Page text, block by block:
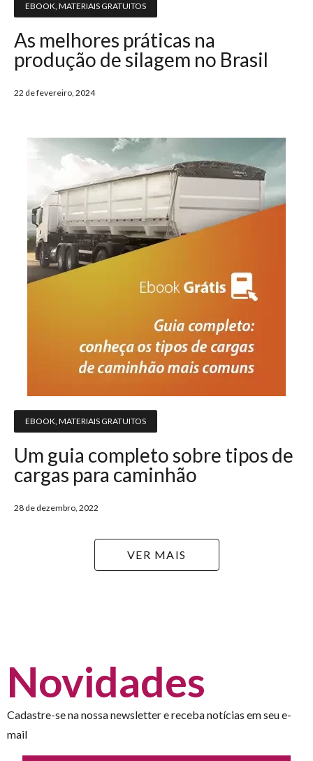
EBOOK, MATERIAIS GRATUITOS
As melhores práticas na
produção de silagem no Brasil
22 de fevereiro, 2024
EBOOK, MATERIAIS GRATUITOS
Um guia completo sobre tipos de
cargas para caminhão
28 de dezembro, 2022
VER MAIS
Novidades
Cadastre-se na nossa newsletter e receba notícias em seu e-
mail